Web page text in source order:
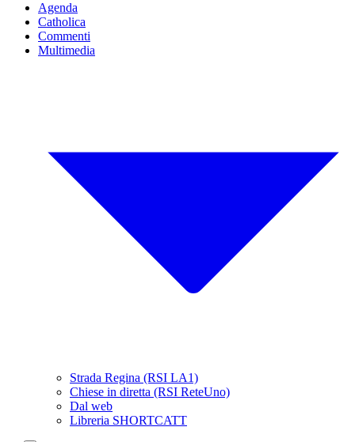
Agenda
Catholica
Commenti
Multimedia
Strada Regina (RSI LA1)
Chiese in diretta (RSI ReteUno)
Dal web
Libreria SHORTCATT